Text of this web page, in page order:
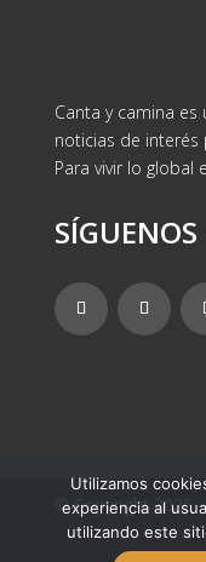
Canta y camina
noticias de interés
Para vivir lo global
SÍGUENOS
© Copyright 2025
Utilizamos
experiencia al
utilizando este